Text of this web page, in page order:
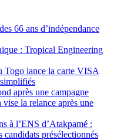
66 ans d’indépendance
: Tropical Engineering
Togo lance la carte VISA
après une campagne
la relance après une
à l’ENS d’Atakpamé :
présélectionnés